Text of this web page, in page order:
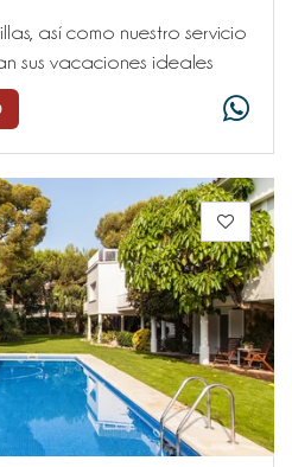
así como nuestro servicio
sus vacaciones ideales